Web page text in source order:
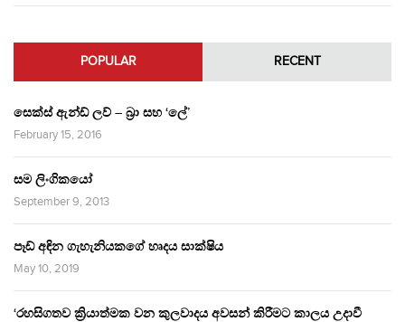
POPULAR RECENT
සෙක්ස් ඇන්ඩ් ලව් – බ්‍රා සහ ‘ලේ’
February 15, 2016
සම ලිංගිකයෝ
September 9, 2013
පෑඩ් අඳින ගැහැනියකගේ හෘදය සාක්ෂිය
May 10, 2019
‘රහසිගතව ක්‍රියාත්මක වන කුලවාදය අවසන් කිරීමට කාලය උදාවී